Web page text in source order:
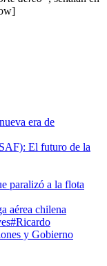
era de
El futuro de la
paralizó a la flota
aérea chilena
#Ricardo
y Gobierno